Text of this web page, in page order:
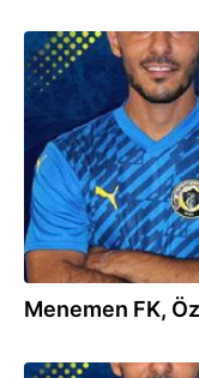
18.07.2023
Menemen FK,